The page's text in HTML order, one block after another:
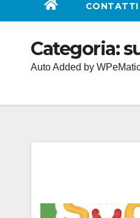
CONTATTI
Categoria:
Auto Added by